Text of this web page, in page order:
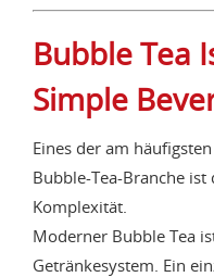
Bubble Tea
Simple
Eines der am
Bubble-Tea-Branche
Komplexität.
Moderner Bubble Tea
Getränkesystem. Ein